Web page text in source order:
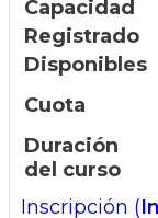
Capacidad
Registrado
Disponibles
Cuota
Duración
del curso
Inscripción (